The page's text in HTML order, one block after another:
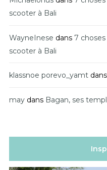
scooter à Bali
WayneInese dans 7
scooter à Bali
klassnoe porevo_yamt dans
may dans Bagan, ses